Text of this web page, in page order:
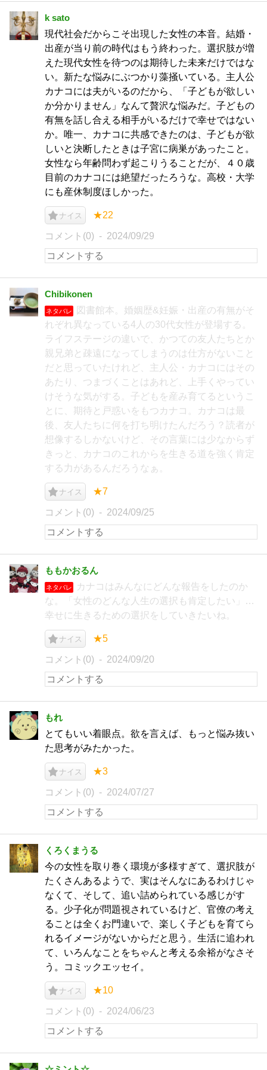
k sato
現代社会だからこそ出現した女性の本音。結婚・
出産が当り前の時代はもう終わった。選択肢が増
えた現代女性を待つのは期待した未来だけではな
い。新たな悩みにぶつかり藻掻いている。主人公
カナコには夫がいるのだから、「子どもが欲しい
か分かりません」なんて贅沢な悩みだ。子どもの
有無を話し合える相手がいるだけで幸せではない
か。唯一、カナコに共感できたのは、子どもが欲
しいと決断したときは子宮に病巣があったこと。
女性なら年齢問わず起こりうることだが、４０歳
目前のカナコには絶望だったろうな。高校・大学
にも産休制度ほしかった。
ナイス ★22
コメント(0) 2024/09/29
Chibikonen
ネタバレ
図書館本。婚姻歴&妊娠・出産の有無がそ
れぞれ異なっている4人の30代女性が登場する。
ライフステージの違いで、かつての友人たちとか
親兄弟と疎遠になってしまうのは仕方がないこと
だと思っていたけれど、主人公・カナコにはその
あたり、つまづくことはあれど、上手くやってい
けそうな気がする。子どもを産み育てるというこ
とに、期待と戸惑いをもつカナコ。カナコは最
後、友人たちに何を打ち明けたんだろう？読者が
想像するしかないけど、その言葉には少なからず
きっと、カナコのこれからを生きる道を強く肯定
する力があるんだろうなぁ。
ナイス ★7
コメント(0) 2024/09/25
ももかおるん
ネタバレ
カナコはみんなにどんな報告をしたのか
な。「女性のどんな人生の選択も肯定したい」…
幸せに生きるための選択をしていきたいね。
ナイス ★5
コメント(0) 2024/09/20
もれ
とてもいい着眼点。欲を言えば、もっと悩み抜い
た思考がみたかった。
ナイス ★3
コメント(0) 2024/07/27
くろくまうる
今の女性を取り巻く環境が多様すぎて、選択肢が
たくさんあるようで、実はそんなにあるわけじゃ
なくて、そして、追い詰められている感じがす
る。少子化が問題視されているけど、官僚の考え
ることは全くお門違いで、楽しく子どもを育てら
れるイメージがないからだと思う。生活に追われ
て、いろんなことをちゃんと考える余裕がなさそ
う。コミックエッセイ。
ナイス ★10
コメント(0) 2024/06/23